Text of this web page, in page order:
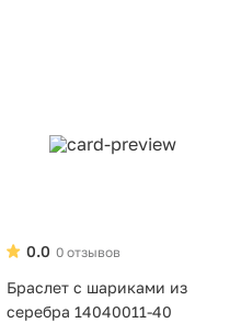
0 отзывов
0.0
Браслет с шариками из
серебра 14040011-40